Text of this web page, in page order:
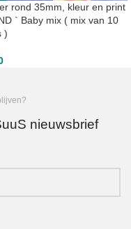
rond 35mm, kleur en print
` Baby mix ( mix van 10
)
nieuwsbrief